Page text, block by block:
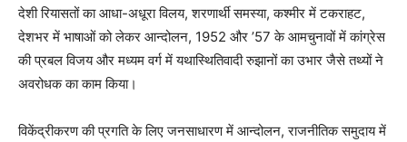
देशी रियासतों का आधा-अधूरा विलय,शरणार्थी समस्या,कश्मीर में टकराहट,
देशभर में भाषाओं को लेकर आन्दोलन, 1952 और ’57 के आमचुनावों में कांग्रेस
की प्रबल विजय और मध्यम वर्ग में यथास्थितिवादी रुझानों का उभार जैसे तथ्यों ने
अवरोधक का काम किया।
विकेंद्रीकरण की प्रगति के लिए जनसाधारण में आन्दोलन,राजनीतिक समुदाय में